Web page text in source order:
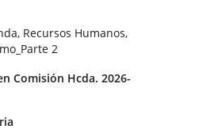
Recursos Humanos,
2
Comisión Hcda. 2026-